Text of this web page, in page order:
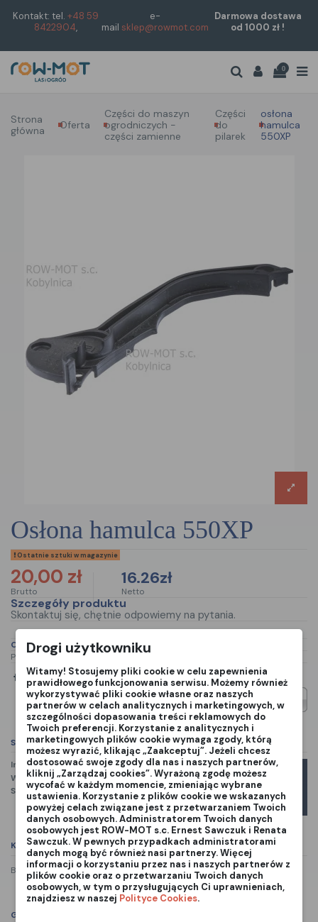
Kontakt: tel.+48 59
8422904,
e-
mail sklep@rowmot.com
Darmowa dostawa
od 1000 zł !
0
Strona
główna
Oferta
Części do maszyn
ogrodniczych -
części zamienne
Części
do
pilarek
osłona
hamulca
550XP
osłona hamulca 550XP
Ostatnie sztuki w magazynie
20,00 zł 16.26zł
Netto
Brutto
Szczegóły produktu
Skontaktuj się, chętnie odpowiemy na pytania.
Opis produktu
P232 505199701 505 19 97-01 505 19 97-01 505199701
Szczegóły produktu
Marka
Indeks505 19 97-01
W magazynie1 Przedmiot
Stan:Nowy
Komentarze(0)
Brak recenzji
GPSR
Drogi użytkowniku
Witamy! Stosujemy pliki cookie w celu zapewnienia
prawidłowego funkcjonowania serwisu. Możemy również
wykorzystywać pliki cookie własne oraz naszych
partnerów w celach analitycznych i marketingowych, w
szczególności dopasowania treści reklamowych do
Twoich preferencji. Korzystanie z analitycznych i
marketingowych plików cookie wymaga zgody, którą
możesz wyrazić, klikając „Zaakceptuj”. Jeżeli chcesz
dostosować swoje zgody dla nas i naszych partnerów,
kliknij „Zarządzaj cookies”. Wyrażoną zgodę możesz
wycofać w każdym momencie, zmieniając wybrane
ustawienia. Korzystanie z plików cookie we wskazanych
powyżej celach związane jest z przetwarzaniem Twoich
danych osobowych. Administratorem Twoich danych
osobowych jest ROW-MOT s.c. Ernest Sawczuk i Renata
Sawczuk. W pewnych przypadkach administratorami
danych mogą być również nasi partnerzy. Więcej
informacji o korzystaniu przez nas i naszych partnerów z
plików cookie oraz o przetwarzaniu Twoich danych
osobowych, w tym o przysługujących Ci uprawnieniach,
znajdziesz w naszej Polityce Cookies.